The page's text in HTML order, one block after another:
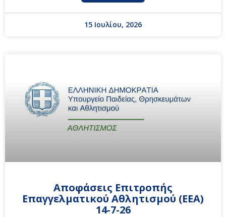
15 Ιουλίου, 2026
Αποφάσεις Επιτροπής
Επαγγελματικού Αθλητισμού (ΕΕΑ)
14-7-26